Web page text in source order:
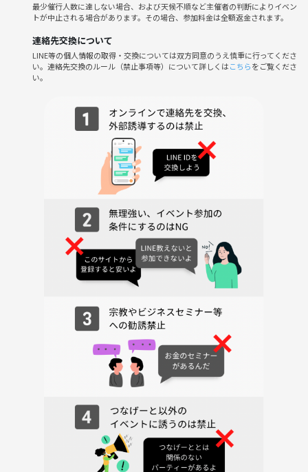
最少催行人数に達しない場合、および天候不順など主催者の判断によりイベン
トが中止される場合があります。その場合、参加料金は全額返金されます。
連絡先交換について
LINE等の個人情報の取得・交換については双方同意のうえ慎重に行ってくださ
い。連絡先交換のルール（禁止事項等）について詳しくはこちらをご覧くださ
い。